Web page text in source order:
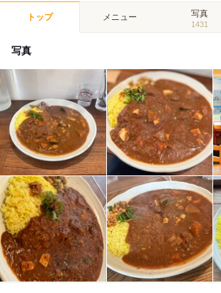
トップ メニュー 写真
1431
写真